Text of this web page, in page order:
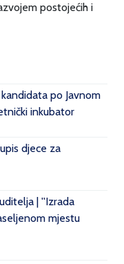
postojećih i
po Javnom
inkubator
djece za
| ''Izrada
mjestu